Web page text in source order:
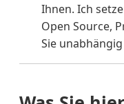
Ihnen. Ich
Open Source,
Sie